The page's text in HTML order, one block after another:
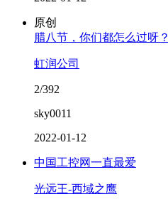
原创
腊八节，你们都怎么过呀？
虹润公司
2/392
sky0011
2022-01-12
中国工控网一直最爱
光远王-西域之鹰